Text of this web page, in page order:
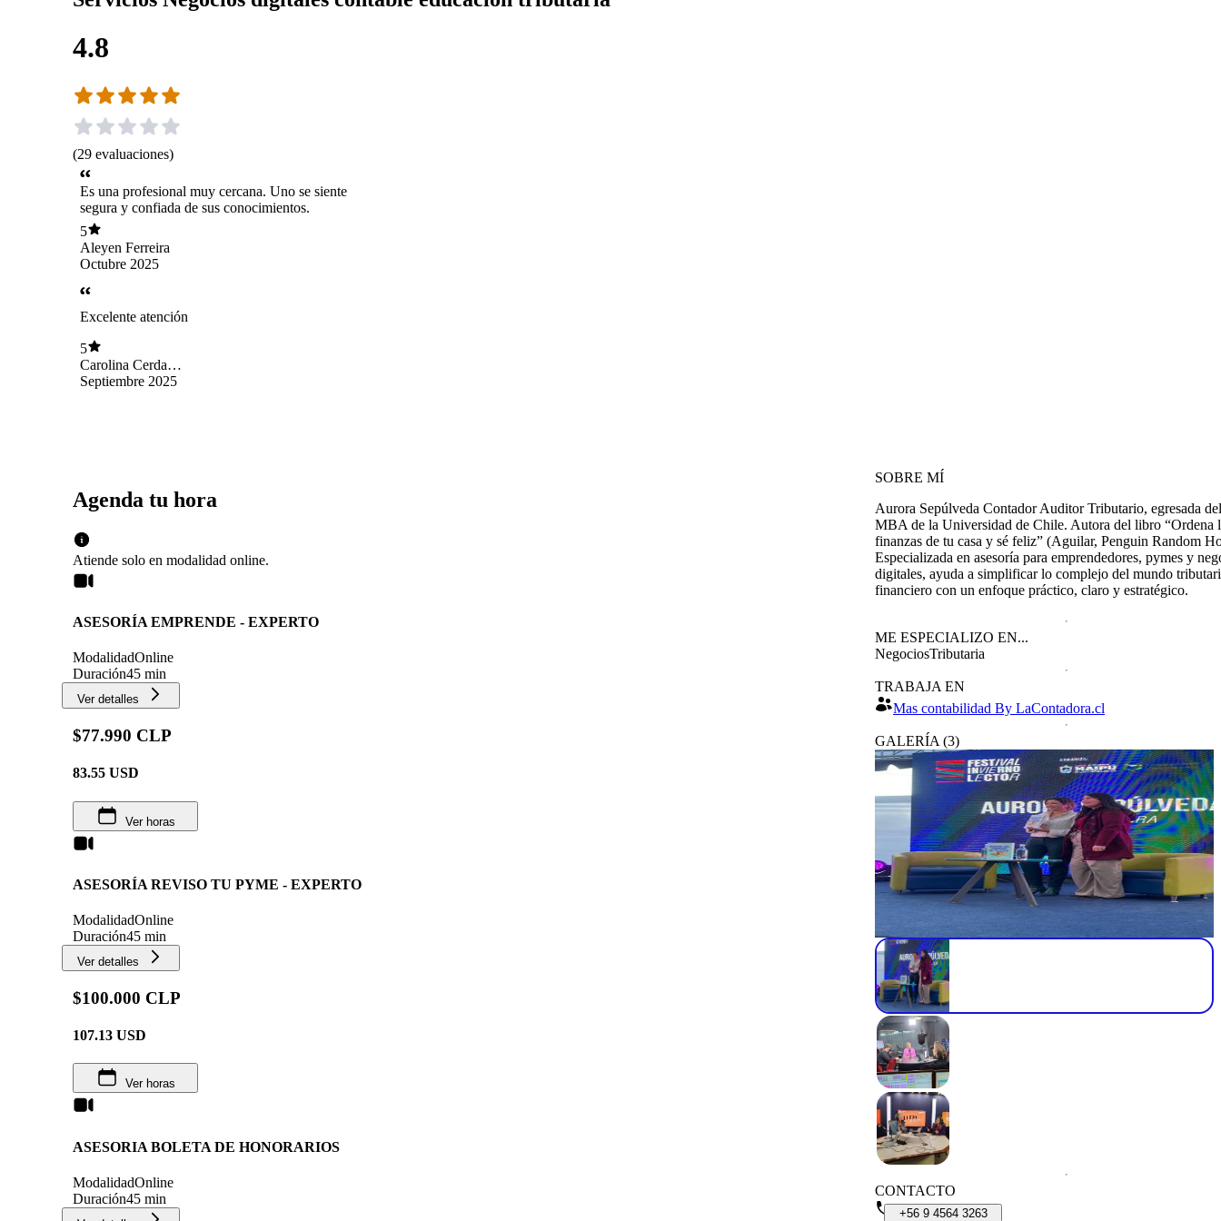
4.8
(29 evaluaciones)
Es una profesional muy cercana. Uno se siente
segura y confiada de sus conocimientos.
5
Aleyen Ferreira
Octubre 2025
Excelente atención
5
Carolina Cerda
Maira
Septiembre 2025
Agenda tu hora
Atiende solo en modalidad online.
ASESORÍA EMPRENDE - EXPERTO
ModalidadOnline
Duración45 min
Ver detalles
$77.990 CLP
83.55 USD
Ver horas
ASESORÍA REVISO TU PYME - EXPERTO
ModalidadOnline
Duración45 min
Ver detalles
$100.000 CLP
107.13 USD
Ver horas
ASESORIA BOLETA DE HONORARIOS
ModalidadOnline
Duración45 min
SOBRE MÍ
Aurora Sepúlveda Contador Auditor Tributario, egresada del
MBA de la Universidad de Chile. Autora del libro “Ordena
finanzas de tu casa y sé feliz” (Aguilar, Penguin Random
Especializada en asesoría para emprendedores, pymes y
digitales, ayuda a simplificar lo complejo del mundo
financiero con un enfoque práctico, claro y estratégico.
ME ESPECIALIZO EN...
NegociosTributaria
TRABAJA EN
Mas contabilidad By LaContadora.cl
GALERÍA (3)
CONTACTO
+56 9 4564 3263